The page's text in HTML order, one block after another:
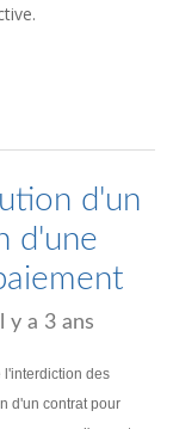
d'un
d'une
y a 3 ans
l'interdiction des
d'un contrat pour